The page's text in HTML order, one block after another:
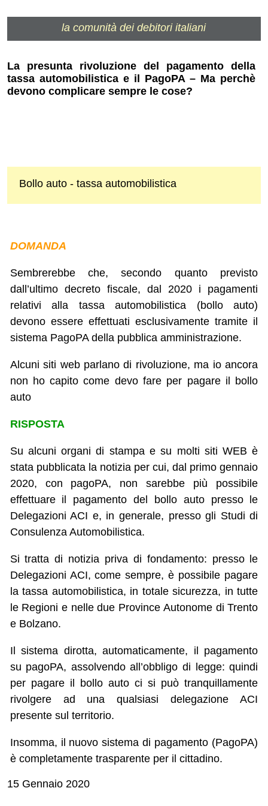
la comunità dei debitori italiani
La presunta rivoluzione del pagamento della
tassa automobilistica e il PagoPA – Ma perchè
devono complicare sempre le cose?
Bollo auto - tassa automobilistica
DOMANDA
Sembrerebbe che, secondo quanto previsto
dall’ultimo decreto fiscale, dal 2020 i pagamenti
relativi alla tassa automobilistica (bollo auto)
devono essere effettuati esclusivamente tramite il
sistema PagoPA della pubblica amministrazione.
Alcuni siti web parlano di rivoluzione, ma io ancora
non ho capito come devo fare per pagare il bollo
auto
RISPOSTA
Su alcuni organi di stampa e su molti siti WEB è
stata pubblicata la notizia per cui, dal primo gennaio
2020, con pagoPA, non sarebbe più possibile
effettuare il pagamento del bollo auto presso le
Delegazioni ACI e, in generale, presso gli Studi di
Consulenza Automobilistica.
Si tratta di notizia priva di fondamento: presso le
Delegazioni ACI, come sempre, è possibile pagare
la tassa automobilistica, in totale sicurezza, in tutte
le Regioni e nelle due Province Autonome di Trento
e Bolzano.
Il sistema dirotta, automaticamente, il pagamento
su pagoPA, assolvendo all’obbligo di legge: quindi
per pagare il bollo auto ci si può tranquillamente
rivolgere ad una qualsiasi delegazione ACI
presente sul territorio.
Insomma, il nuovo sistema di pagamento (PagoPA)
è completamente trasparente per il cittadino.
15 Gennaio 2020